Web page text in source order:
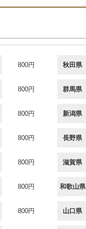
800円 秋田県
800円 群馬県
800円 新潟県
800円 長野県
800円 滋賀県
800円 和歌山県
800円 山口県